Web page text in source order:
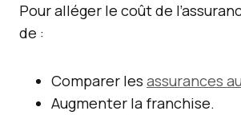
Pour alléger le coût de
de :
Comparer les assurances
Augmenter la franchise.